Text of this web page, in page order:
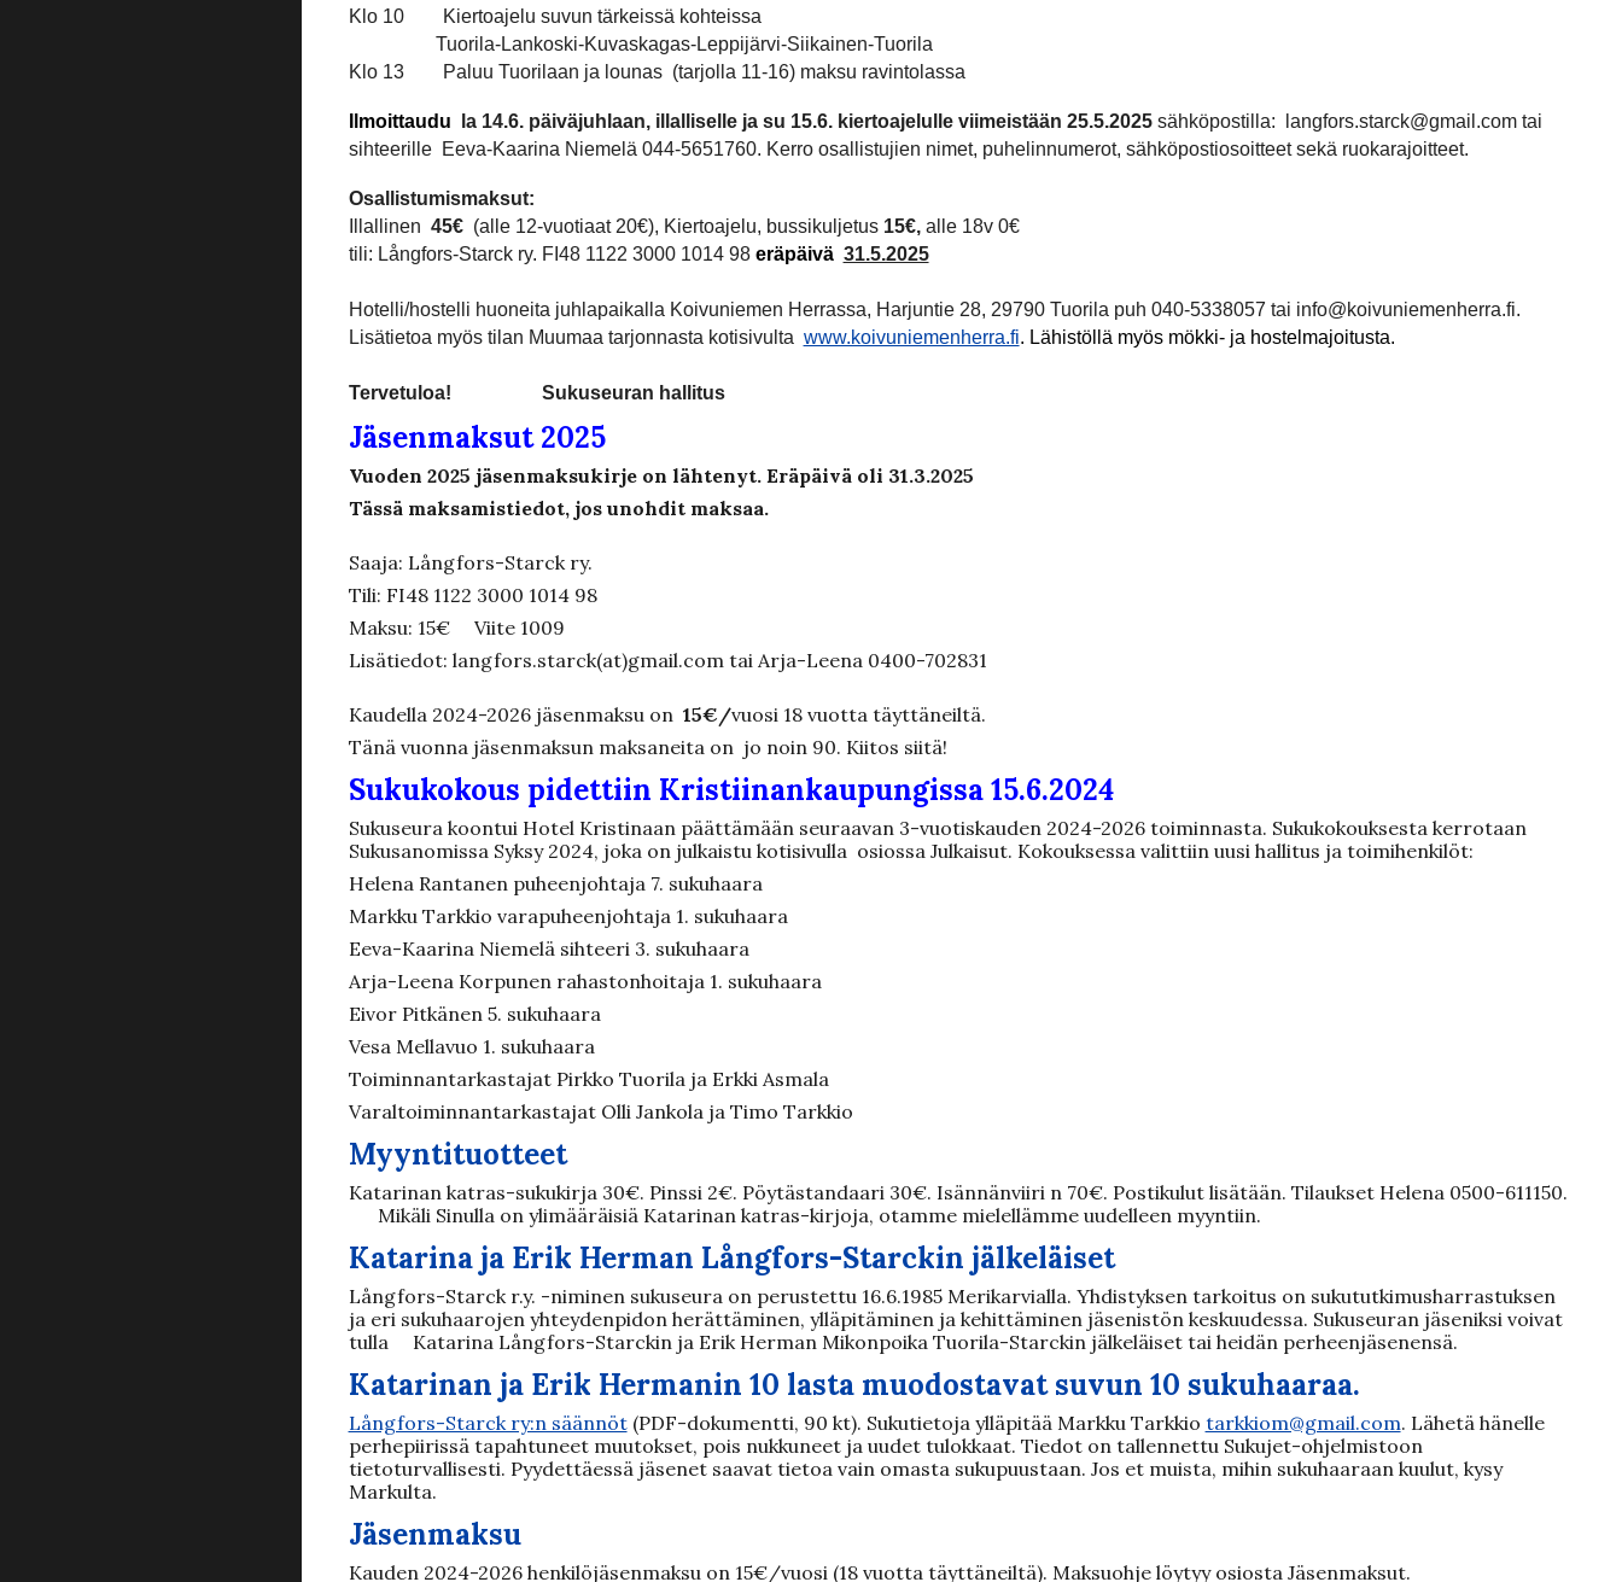
Klo 10 Kiertoajelu suvun tärkeissä kohteissa
Tuorila-Lankoski-Kuvaskagas-Leppijärvi-Siikainen-Tuorila
Klo 13 Paluu Tuorilaan ja lounas (tarjolla 11-16) maksu ravintolassa
Ilmoittaudu la 14.6. päiväjuhlaan, illalliselle ja su 15.6. kiertoajelulle viimeistään 25.5.2025sähköpostilla: langfors.starck@gmail.com tai
sihteerille Eeva-Kaarina Niemelä 044-5651760. Kerro osallistujien nimet, puhelinnumerot, sähköpostiosoitteet sekä ruokarajoitteet.
Osallistumismaksut:
Illallinen 45€(alle 12-vuotiaat 20€), Kiertoajelu, bussikuljetus 15€,alle 18v 0€
tili: Långfors-Starck ry. FI48 1122 3000 1014 98 eräpäivä 31.5.2025
Hotelli/hostelli huoneita juhlapaikalla Koivuniemen Herrassa, Harjuntie 28, 29790 Tuorila puh 040-5338057 tai info@koivuniemenherra.fi.
Lisätietoa myös tilan Muumaa tarjonnasta kotisivulta www.koivuniemenherra.fi. Lähistöllä myös mökki- ja hostelmajoitusta.
Tervetuloa! Sukuseuran hallitus
Jäsenmaksut 2025
Vuoden 2025 jäsenmaksukirje on lähtenyt. Eräpäivä oli 31.3.2025
Tässä maksamistiedot, jos unohdit maksaa.
Saaja: Långfors-Starck ry.
Tili: FI48 1122 3000 1014 98
Maksu: 15€ Viite 1009
Lisätiedot: langfors.starck(at)gmail.com tai Arja-Leena 0400-702831
Kaudella 2024-2026 jäsenmaksu on 15€/vuosi 18 vuotta täyttäneiltä.
Tänä vuonna jäsenmaksun maksaneita on jo noin 90. Kiitos siitä!
Sukukokous pidettiin Kristiinankaupungissa15.6.2024
Sukuseura koontui Hotel Kristinaan päättämään seuraavan 3-vuotiskauden 2024-2026 toiminnasta. Sukukokouksesta kerrotaan
Sukusanomissa Syksy 2024, joka on julkaistu kotisivulla osiossa Julkaisut. Kokouksessa valittiin uusi hallitus ja toimihenkilöt:
Helena Rantanen puheenjohtaja 7. sukuhaara
Markku Tarkkio varapuheenjohtaja 1. sukuhaara
Eeva-Kaarina Niemelä sihteeri 3. sukuhaara
Arja-Leena Korpunen rahastonhoitaja 1. sukuhaara
Eivor Pitkänen 5. sukuhaara
Vesa Mellavuo 1. sukuhaara
Toiminnantarkastajat Pirkko Tuorila ja Erkki Asmala
Varaltoiminnantarkastajat Olli Jankola ja Timo Tarkkio
Myyntituotteet
Katarinan katras-sukukirja 30€. Pinssi 2€. Pöytästandaari 30€. Isännänviiri n 70€. Postikulut lisätään. Tilaukset Helena 0500-611150.
Mikäli Sinulla on ylimääräisiä Katarinan katras-kirjoja, otamme mielellämme uudelleen myyntiin.
Katarina ja Erik Herman Långfors-Starckin jälkeläiset
Långfors-Starck r.y. -niminen sukuseura on perustettu 16.6.1985 Merikarvialla. Yhdistyksen tarkoitus on sukututkimusharrastuksen
ja eri sukuhaarojen yhteydenpidon herättäminen, ylläpitäminen ja kehittäminen jäsenistön keskuudessa. Sukuseuran jäseniksi voivat
tulla Katarina Långfors-Starckin ja Erik Herman Mikonpoika Tuorila-Starckin jälkeläiset tai heidän perheenjäsenensä.
Katarinan ja Erik Hermanin 10 lasta muodostavat suvun 10 sukuhaaraa.
Långfors-Starck ry:n säännöt(PDF-dokumentti, 90 kt). Sukutietoja ylläpitää Markku Tarkkio tarkkiom@gmail.com. Lähetä hänelle
perhepiirissä tapahtuneet muutokset, pois nukkuneet ja uudet tulokkaat. Tiedot on tallennettu Sukujet-ohjelmistoon
tietoturvallisesti. Pyydettäessä jäsenet saavat tietoa vain omasta sukupuustaan. Jos et muista, mihin sukuhaaraan kuulut, kysy
Markulta.
Jäsenmaksu
Kauden 2024-2026henkilöjäsenmaksu on 15€/vuosi (18 vuotta täyttäneiltä). Maksuohje löytyy osiosta Jäsenmaksut.